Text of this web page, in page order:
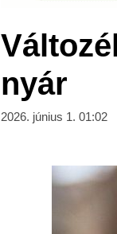
nyár
2026. június 1. 01:02